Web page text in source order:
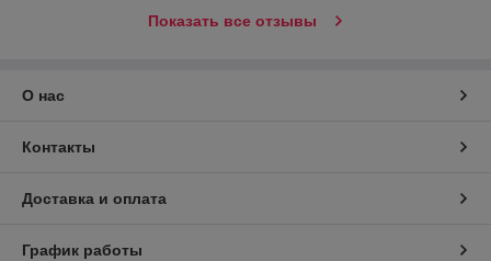
Показать все отзывы
О нас
Контакты
Доставка и оплата
График работы